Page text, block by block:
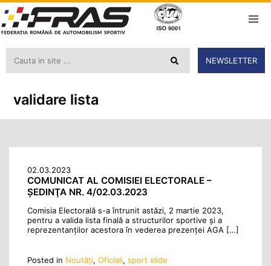
NEWSLETTER
validare lista
02.03.2023
COMUNICAT AL COMISIEI ELECTORALE –
ŞEDINŢA NR. 4/02.03.2023
Comisia Electorală s-a întrunit astăzi, 2 martie 2023,
pentru a valida lista finală a structurilor sportive şi a
reprezentanţilor acestora în vederea prezenţei AGA […]
Posted in Noutăţi, Oficiali, sport slide